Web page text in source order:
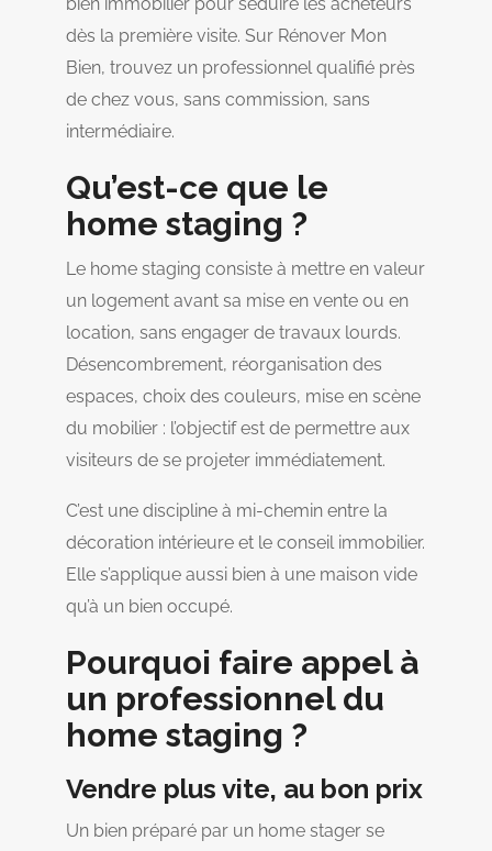
dès la première visite. Sur Rénover Mon
Bien, trouvez un professionnel qualifié près
de chez vous, sans commission, sans
intermédiaire.
Qu’est-ce que le
home staging ?
Le home staging consiste à mettre en valeur
un logement avant sa mise en vente ou en
location, sans engager de travaux lourds.
Désencombrement, réorganisation des
espaces, choix des couleurs, mise en scène
du mobilier : l’objectif est de permettre aux
visiteurs de se projeter immédiatement.
C’est une discipline à mi-chemin entre la
décoration intérieure et le conseil immobilier.
Elle s’applique aussi bien à une maison vide
qu’à un bien occupé.
Pourquoi faire appel à
un professionnel du
home staging ?
Vendre plus vite, au bon prix
Un bien préparé par un home stager se